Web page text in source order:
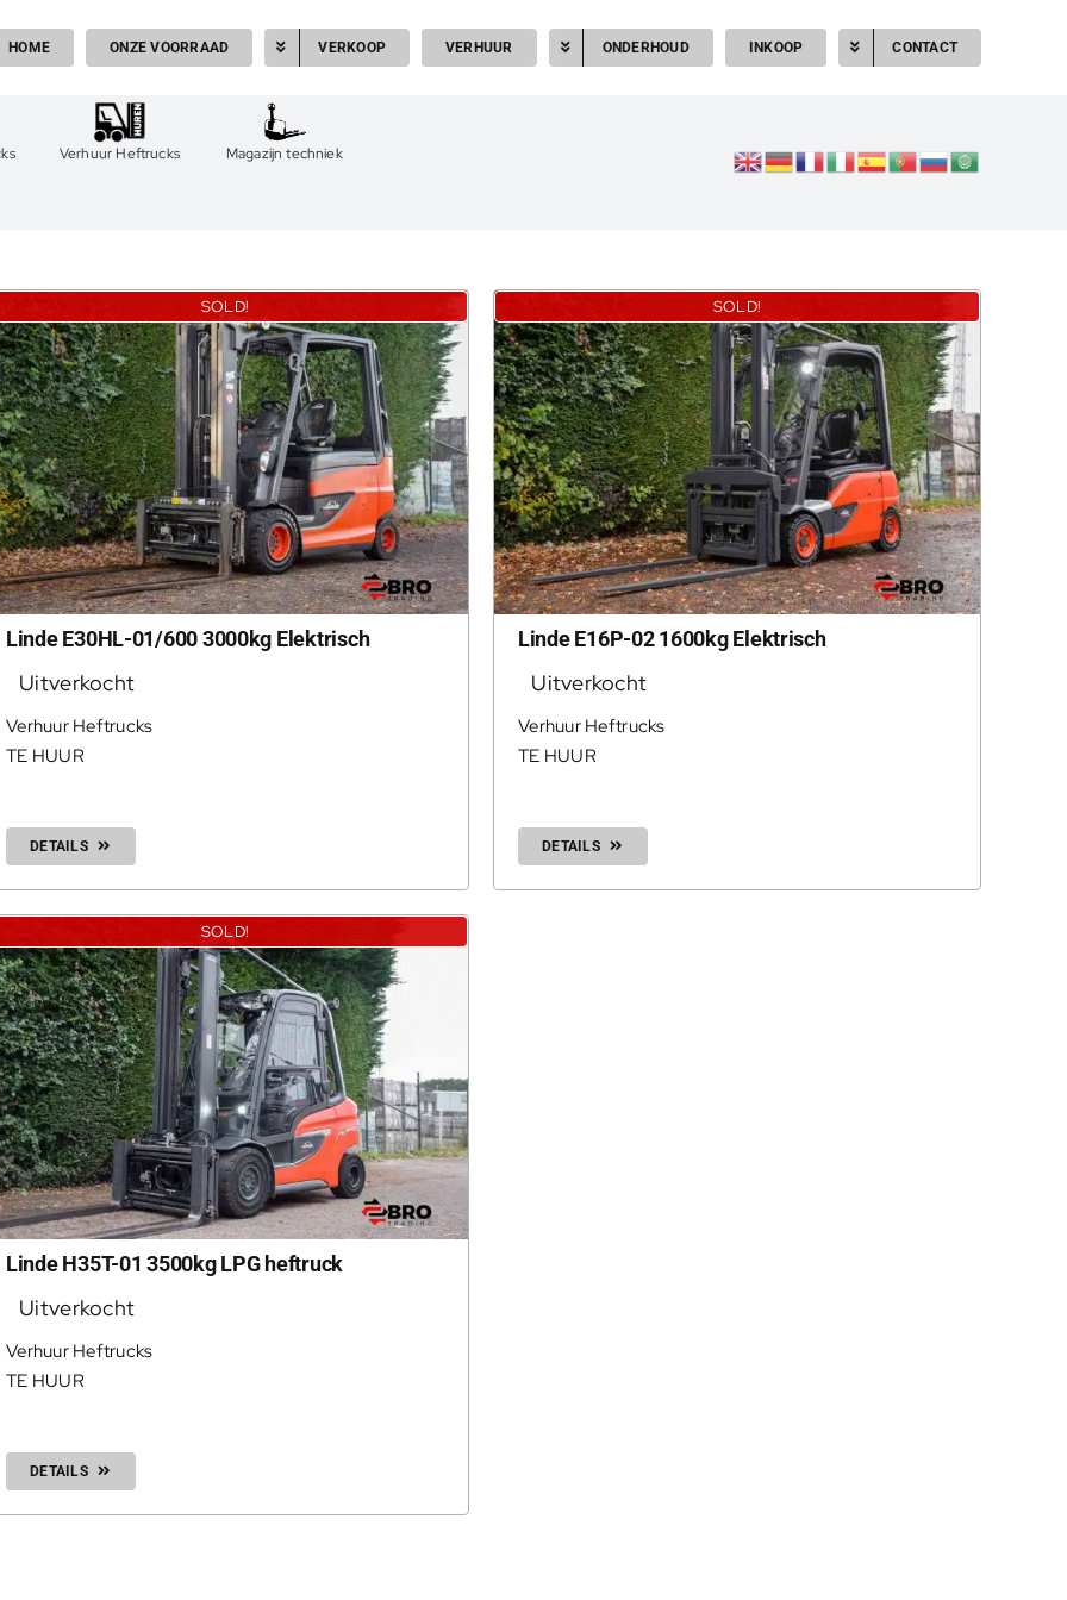
HOME ONZE VOORRAAD VERKOOP VERHUUR ONDERHOUD INKOOP CONTACT
Verhuur Heftrucks Magazijn techniek
SOLD!
Linde E30HL-01/600 3000kg Elektrisch
Uitverkocht
Verhuur Heftrucks
TE HUUR
DETAILS
SOLD!
Linde E16P-02 1600kg Elektrisch
Uitverkocht
Verhuur Heftrucks
TE HUUR
DETAILS
SOLD!
Linde H35T-01 3500kg LPG heftruck
Uitverkocht
Verhuur Heftrucks
TE HUUR
DETAILS